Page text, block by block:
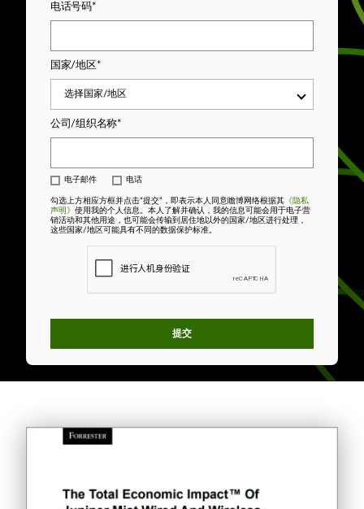
电话号码*
国家/地区*
选择国家/地区
公司/组织名称*
电子邮件 电话
勾选上方相应方框并点击“提交”，即表示本人同意瞻博网络根据其 《隐私
声明》 使用我的个人信息。本人了解并确认，我的信息可能会用于电子营
销活动和其他用途，也可能会传输到居住地以外的国家/地区进行处理，
这些国家/地区可能具有不同的数据保护标准。
提交